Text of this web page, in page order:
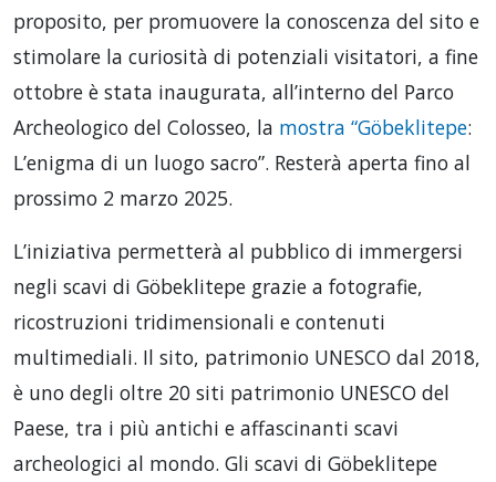
proposito, per promuovere la conoscenza del sito e
stimolare la curiosità di potenziali visitatori, a fine
ottobre è stata inaugurata, all’interno del Parco
Archeologico del Colosseo, la mostra “Göbeklitepe:
L’enigma di un luogo sacro”. Resterà aperta fino al
prossimo 2 marzo 2025.
L’iniziativa permetterà al pubblico di immergersi
negli scavi di Göbeklitepe grazie a fotografie,
ricostruzioni tridimensionali e contenuti
multimediali. Il sito, patrimonio UNESCO dal 2018,
è uno degli oltre 20 siti patrimonio UNESCO del
Paese, tra i più antichi e affascinanti scavi
archeologici al mondo. Gli scavi di Göbeklitepe